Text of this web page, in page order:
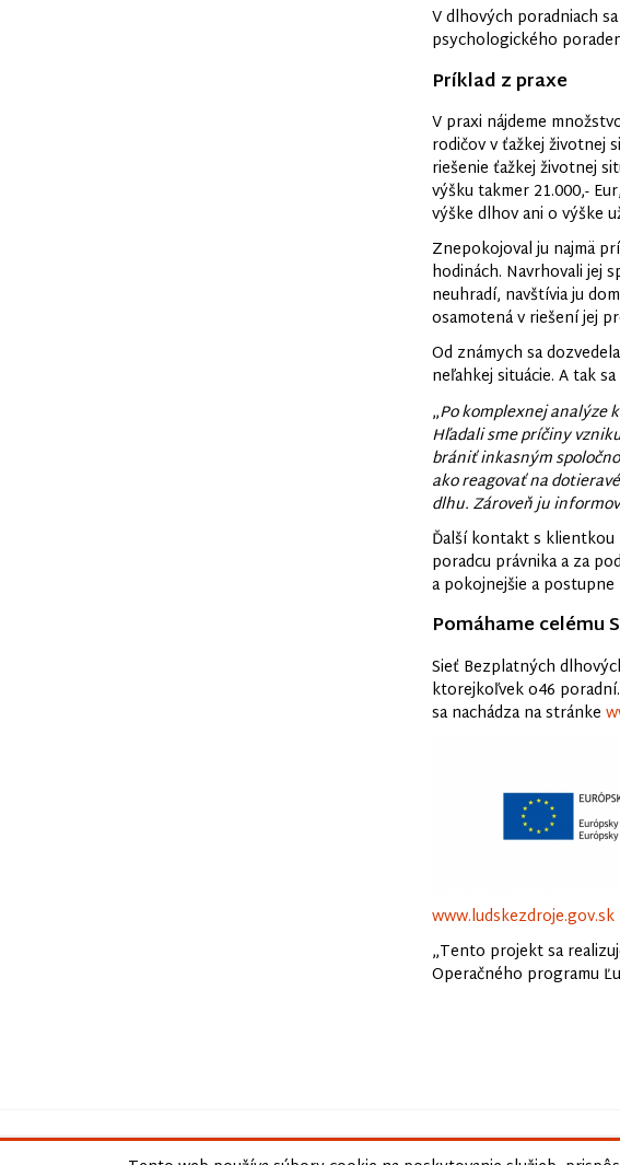
V dlhových poradniach
psychologického
Príklad z praxe
V praxi nájdeme
rodičov v ťažkej životnej
riešenie ťažkej životnej
výšku takmer 21.000,-
výške dlhov ani o výške
Znepokojoval ju najmä
hodinách. Navrhovali jej
neuhradí, navštívia ju
osamotená v riešení jej
Od známych sa
neľahkej situácie. A tak
„Po komplexnej analýze
Hľadali sme príčiny
brániť inkasným
ako reagovať na
dlhu. Zároveň ju
Ďalší kontakt s
poradcu právnika a za
a pokojnejšie a
Pomáhame celému
Sieť Bezplatných
ktorejkoľvek o46
sa nachádza na stránke
www.ludskezdroje.gov.sk
„Tento projekt sa
Operačného programu
© 2026